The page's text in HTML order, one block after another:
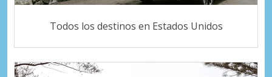
Todos los destinos en Estados Unidos